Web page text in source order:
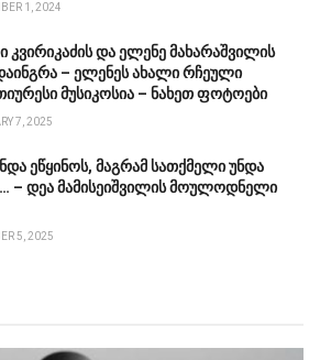
1, 2024
კვირიკაძის და ელენე მახარაშვილის
– ელენეს ახალი რჩეული
მუსიკოსია – ნახეთ ფოტოები
7, 2025
ეწყინოს, მაგრამ სათქმელი უნდა
– დეა მამისეიშვილის მოულოდნელი
5, 2025